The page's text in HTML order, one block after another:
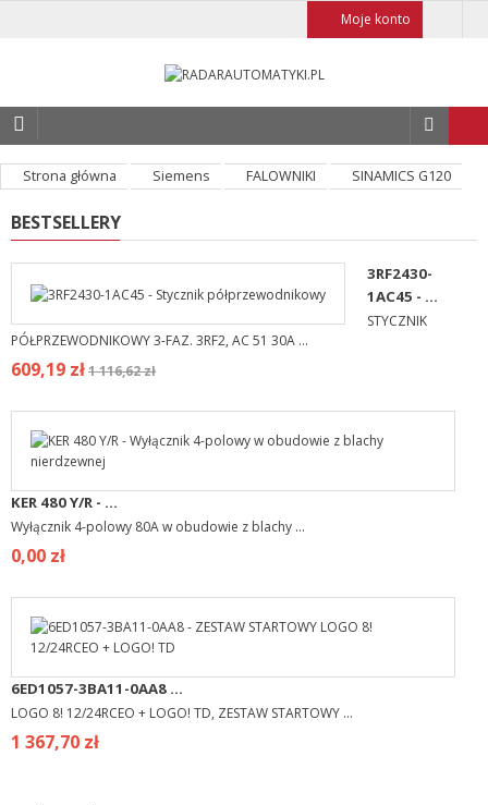
Moje konto
Strona główna Siemens FALOWNIKI SINAMICS G120
BESTSELLERY
3RF2430-
1AC45 - ...
STYCZNIK
PÓŁPRZEWODNIKOWY 3-FAZ. 3RF2, AC 51 30A ...
609,19 zł1 116,62 zł
KER 480 Y/R - ...
Wyłącznik 4-polowy 80A w obudowie z blachy ...
0,00 zł
6ED1057-3BA11-0AA8 ...
LOGO 8! 12/24RCEO + LOGO! TD, ZESTAW STARTOWY ...
1 367,70 zł